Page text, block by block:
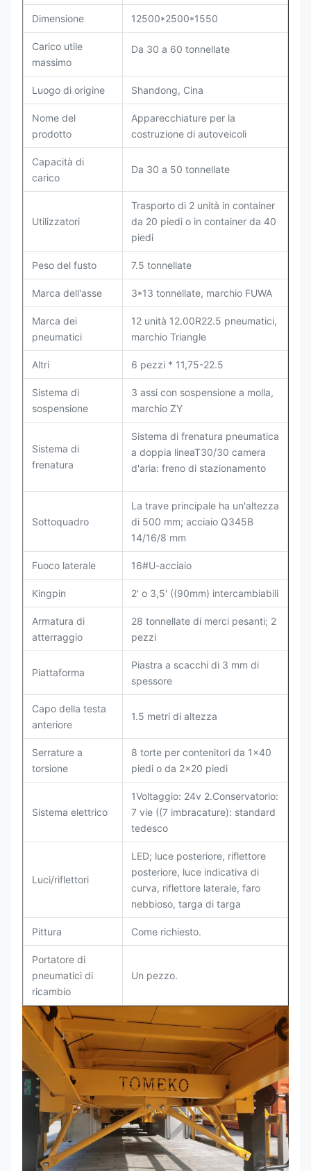
Dimensione 12500*2500*1550
Carico utile
massimo
Da 30 a 60 tonnellate
Luogo di origine Shandong, Cina
Nome del
prodotto
Apparecchiature per la
costruzione di autoveicoli
Capacità di
carico
Da 30 a 50 tonnellate
Utilizzatori
Trasporto di 2 unità in container
da 20 piedi o in container da 40
piedi
Peso del fusto 7.5 tonnellate
Marca dell'asse 3*13 tonnellate, marchio FUWA
Marca dei
pneumatici
12 unità 12.00R22.5 pneumatici,
marchio Triangle
Altri 6 pezzi * 11,75-22.5
Sistema di
sospensione
3 assi con sospensione a molla,
marchio ZY
Sistema di
frenatura
Sistema di frenatura pneumatica
a doppia lineaT30/30 camera
d'aria: freno di stazionamento
Sottoquadro
La trave principale ha un'altezza
di 500 mm; acciaio Q345B
14/16/8 mm
Fuoco laterale 16#U-acciaio
Kingpin 2' o 3,5' ((90mm) intercambiabili
Armatura di
atterraggio
28 tonnellate di merci pesanti; 2
pezzi
Piattaforma
Piastra a scacchi di 3 mm di
spessore
Capo della testa
anteriore
1.5 metri di altezza
Serrature a
torsione
8 torte per contenitori da 1x40
piedi o da 2x20 piedi
Sistema elettrico
1Voltaggio: 24v 2.Conservatorio:
7 vie ((7 imbracature): standard
tedesco
Luci/riflettori
LED; luce posteriore, riflettore
posteriore, luce indicativa di
curva, riflettore laterale, faro
nebbioso, targa di targa
Pittura Come richiesto.
Portatore di
pneumatici di
ricambio
Un pezzo.